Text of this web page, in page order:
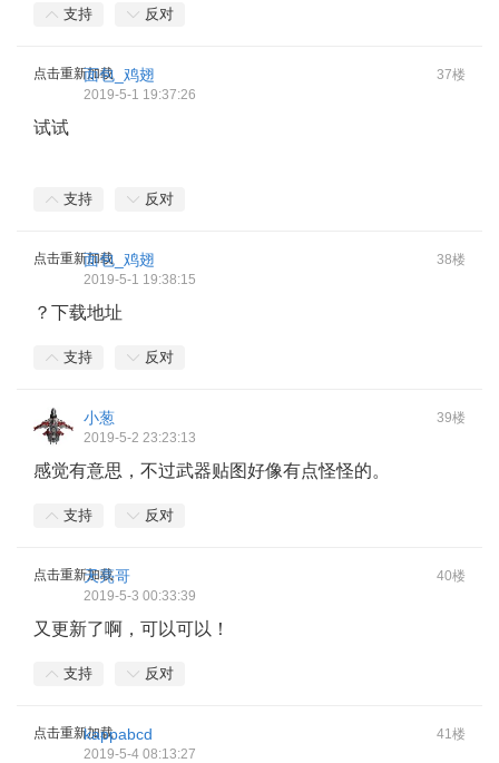
支持 反对
点击重新加载 37楼
面包_鸡翅
2019-5-1 19:37:26
试试
支持 反对
点击重新加载 38楼
面包_鸡翅
2019-5-1 19:38:15
？下载地址
支持 反对
39楼
小葱
2019-5-2 23:23:13
感觉有意思，不过武器贴图好像有点怪怪的。
支持 反对
点击重新加载 40楼
天亮哥
2019-5-3 00:33:39
又更新了啊，可以可以！
支持 反对
点击重新加载 41楼
kappabcd
2019-5-4 08:13:27